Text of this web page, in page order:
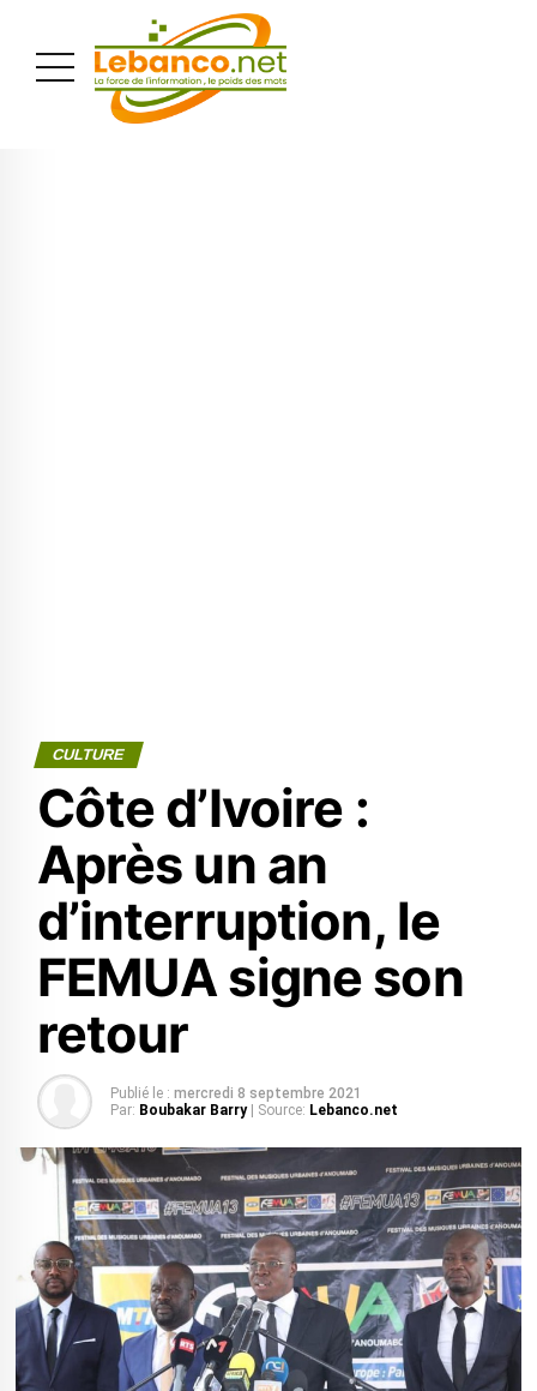
CULTURE
Côte d’Ivoire :
Après un an
d’interruption, le
FEMUA signe son
retour
Publié le : mercredi 8 septembre 2021
Par: Boubakar Barry | Source: Lebanco.net